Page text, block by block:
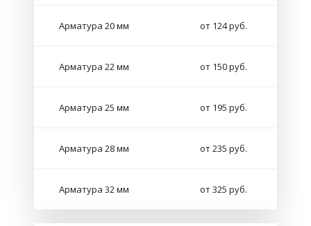
Арматура 20 мм от 124 руб.
Арматура 22 мм от 150 руб.
Арматура 25 мм от 195 руб.
Арматура 28 мм от 235 руб.
Арматура 32 мм от 325 руб.